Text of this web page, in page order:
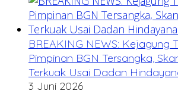
BREAKING NEWS: Kejagung
Pimpinan BGN Tersangka,
Terkuak Usai Dadan
3 Juni 2026